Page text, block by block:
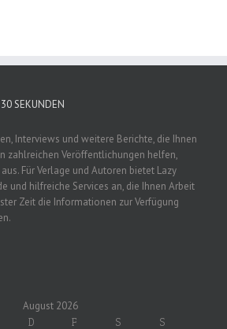
SEKUNDEN
Interviews und weitere Berichte, die Ihnen
zahlreichen Veröffentlichungen helfen,
Für Verlage und Autoren bietet Lazy
und hilfreiche Services an, die Ihnen Arbeit
Zeit die Informationen zur Verfügung
August 2026
D F S S